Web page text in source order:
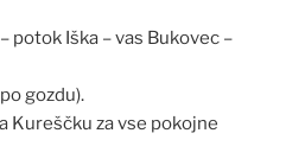
potok Iška – vas Bukovec –
gozdu).
Kureščku za vse pokojne